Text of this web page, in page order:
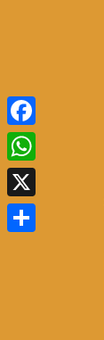
Facebook
WhatsApp
X